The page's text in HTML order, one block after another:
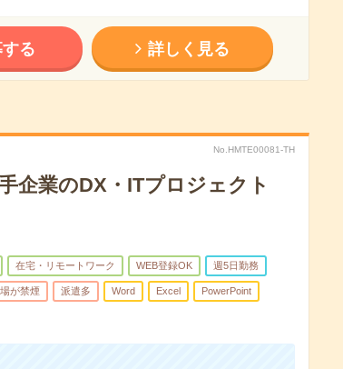
る 詳しく見る
No.HMTE00081-TH
企業のDX・ITプロジェクト
在宅・リモートワーク WEB登録OK 週5日勤務
が禁煙 派遣多 Word Excel PowerPoint